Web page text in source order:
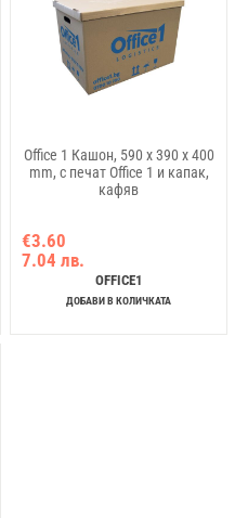
Office 1 Кашон, 590 x 390 x 400
mm, с печат Office 1 и капак,
кафяв
€3.60
7.04 лв.
OFFICE1
ДОБАВИ В КОЛИЧКАТА